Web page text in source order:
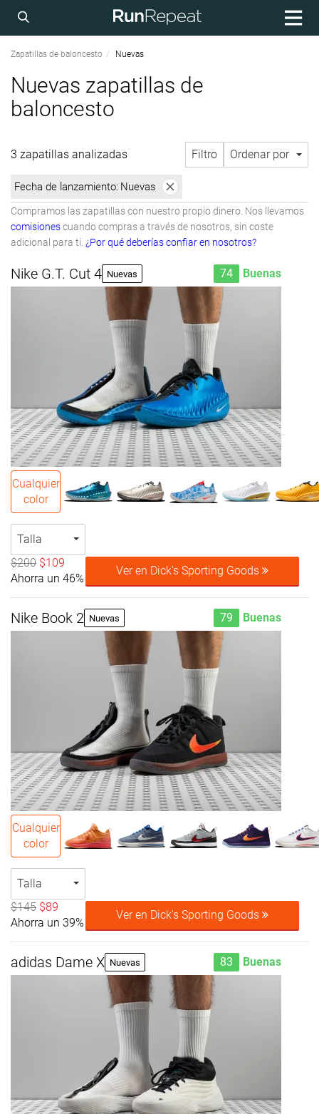
Zapatillas de baloncesto Nuevas
Nuevas zapatillas de
baloncesto
3 zapatillas analizadas Filtro Ordenar por
Fecha de lanzamiento: Nuevas
Compramos las zapatillas con nuestro propio dinero. Nos llevamos
comisionescuando compras a través de nosotros, sin coste
adicional para ti. ¿Por qué deberías confiar en nosotros?
Nike G.T. Cut 4 Nuevas 74 Buenas
Cualquier
color
Talla
$200 $109
Ahorra un 46%
Ver en Dick's Sporting Goods
Nike Book 2 Nuevas 79 Buenas
Cualquier
color
Talla
$145 $89
Ahorra un 39%
Ver en Dick's Sporting Goods
adidas Dame X Nuevas 83 Buenas